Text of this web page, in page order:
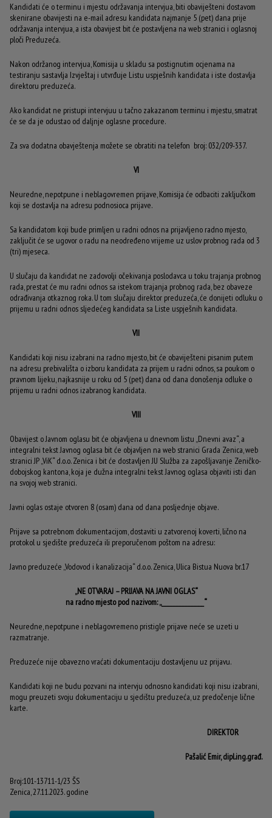
Kandidati će o terminu i mjestu održavanja intervjua, biti obaviješteni dostavom
skenirane obavijesti na e-mail adresu kandidata najmanje 5 (pet) dana prije
održavanja intervjua, a ista obavijest bit će postavljena na web stranici i oglasnoj
ploči Preduzeća.
Nakon održanog intervjua, Komisija u skladu sa postignutim ocjenama na
testiranju sastavlja Izvještaj i utvrđuje Listu uspješnih kandidata i iste dostavlja
direktoru preduzeća.
Ako kandidat ne pristupi intervjuu u tačno zakazanom terminu i mjestu, smatrat
će se da je odustao od daljnje oglasne procedure.
Za sva dodatna obavještenja možete se obratiti na telefon broj: 032/209-337.
VI
Neuredne, nepotpune i neblagovremen prijave, Komisija će odbaciti zaključkom
koji se dostavlja na adresu podnosioca prijave.
Sa kandidatom koji bude primljen u radni odnos na prijavljeno radno mjesto,
zaključit će se ugovor o radu na neodređeno vrijeme uz uslov probnog rada od 3
(tri) mjeseca.
U slučaju da kandidat ne zadovolji očekivanja poslodavca u toku trajanja probnog
rada, prestat će mu radni odnos sa istekom trajanja probnog rada, bez obaveze
odrađivanja otkaznog roka. U tom slučaju direktor preduzeća, će donijeti odluku o
prijemu u radni odnos sljedećeg kandidata sa Liste uspješnih kandidata.
VII
Kandidati koji nisu izabrani na radno mjesto, bit će obaviješteni pisanim putem
na adresu prebivališta o izboru kandidata za prijem u radni odnos, sa poukom o
pravnom lijeku, najkasnije u roku od 5 (pet) dana od dana donošenja odluke o
prijemu u radni odnos izabranog kandidata.
VIII
Obavijest o Javnom oglasu bit će objavljena u dnevnom listu „Dnevni avaz“, a
integralni tekst Javnog oglasa bit će objavljen na web stranici Grada Zenica, web
stranici JP „ViK“ d.o.o. Zenica i bit će dostavljen JU Služba za zapošljavanje Zeničko-
dobojskog kantona, koja je dužna integralni tekst Javnog oglasa objaviti isti dan
na svojoj web stranici.
Javni oglas ostaje otvoren 8 (osam) dana od dana posljednje objave.
Prijave sa potrebnom dokumentacijom, dostaviti u zatvorenoj koverti, lično na
protokol u sjedište preduzeća ili preporučenom poštom na adresu:
Javno preduzeće „Vodovod i kanalizacija“ d.o.o. Zenica, Ulica Bistua Nuova br.17
„NE OTVARAJ – PRIJAVA NA JAVNI OGLAS“
na radno mjesto pod nazivom: „______________“
Neuredne, nepotpune i neblagovremeno pristigle prijave neće se uzeti u
razmatranje.
Preduzeće nije obavezno vraćati dokumentaciju dostavljenu uz prijavu.
Kandidati koji ne budu pozvani na intervju odnosno kandidati koji nisu izabrani,
mogu preuzeti svoju dokumentaciju u sjedištu preduzeća, uz predočenje lične
karte.
DIREKTOR
Pašalić Emir, dipl.ing.građ.
Broj:101-13711-1/23 ŠS
Zenica, 27.11.2023. godine